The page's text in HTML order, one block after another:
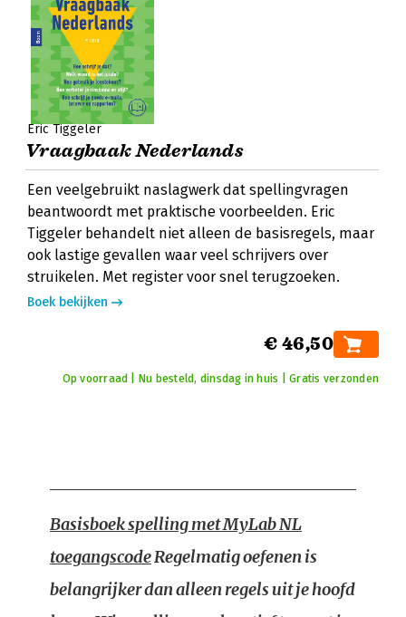
Eric Tiggeler
Vraagbaak Nederlands
Een veelgebruikt naslagwerk dat spellingvragen
beantwoordt met praktische voorbeelden. Eric
Tiggeler behandelt niet alleen de basisregels, maar
ook lastige gevallen waar veel schrijvers over
struikelen. Met register voor snel terugzoeken.
Boek bekijken
€ 46,50
Op voorraad | Nu besteld, dinsdag in huis | Gratis verzonden
Basisboek spelling met MyLab NL
toegangscodeRegelmatig oefenen is
belangrijker dan alleen regels uit je hoofd